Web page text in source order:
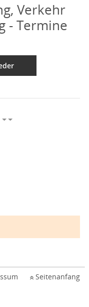
Verkehr
- Termine
Seitenanfang